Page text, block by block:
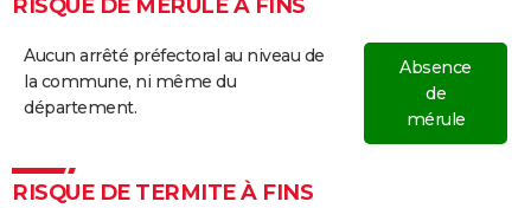
RISQUE DE MÉRULE À FINS
Aucun arrêté préfectoral au niveau de
la commune, ni même du
département.
Absence
de
mérule
RISQUE DE TERMITE À FINS